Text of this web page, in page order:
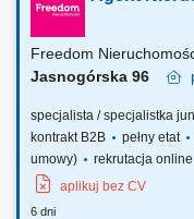
za własny obszar:
wyznaczonym terenie w
Freedom
Jasnogórska 96
specjalista / specjalistka
kontrakt B2B
pełny etat
umowy)
rekrutacja online
aplikuj bez CV
6 dni